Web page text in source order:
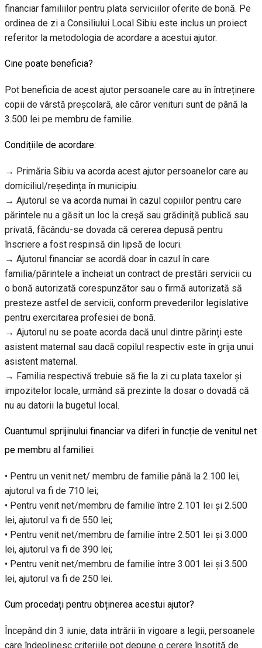
financiar familiilor pentru plata serviciilor oferite de bonă. Pe
ordinea de zi a Consiliului Local Sibiu este inclus un proiect
referitor la metodologia de acordare a acestui ajutor.
Cine poate beneficia?
Pot beneficia de acest ajutor persoanele care au în întreținere
copii de vârstă preșcolară, ale căror venituri sunt de până la
3.500 lei pe membru de familie.
Condițiile de acordare:
→ Primăria Sibiu va acorda acest ajutor persoanelor care au
domiciliul/reședința în municipiu.
→ Ajutorul se va acorda numai în cazul copiilor pentru care
părintele nu a găsit un loc la creșă sau grădiniță publică sau
privată, făcându-se dovada că cererea depusă pentru
înscriere a fost respinsă din lipsă de locuri.
→ Ajutorul financiar se acordă doar în cazul în care
familia/părintele a încheiat un contract de prestări servicii cu
o bonă autorizată corespunzător sau o firmă autorizată să
presteze astfel de servicii, conform prevederilor legislative
pentru exercitarea profesiei de bonă.
→ Ajutorul nu se poate acorda dacă unul dintre părinți este
asistent maternal sau dacă copilul respectiv este în grija unui
asistent maternal.
→ Familia respectivă trebuie să fie la zi cu plata taxelor și
impozitelor locale, urmând să prezinte la dosar o dovadă că
nu au datorii la bugetul local.
Cuantumul sprijinului financiar va diferi în funcție de venitul net
pe membru al familiei:
• Pentru un venit net/ membru de familie până la 2.100 lei,
ajutorul va fi de 710 lei;
• Pentru venit net/membru de familie între 2.101 lei și 2.500
lei, ajutorul va fi de 550 lei;
• Pentru venit net/membru de familie între 2.501 lei și 3.000
lei, ajutorul va fi de 390 lei;
• Pentru venit net/membru de familie între 3.001 lei și 3.500
lei, ajutorul va fi de 250 lei.
Cum procedați pentru obținerea acestui ajutor?
Începând din 3 iunie, data intrării în vigoare a legii, persoanele
care îndeplinesc criteriile pot depune o cerere însoțită de